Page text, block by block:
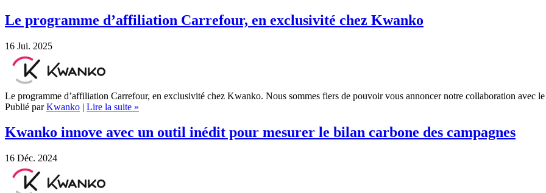
Le programme d’affiliation Carrefour, en exclusivité chez Kwanko
16 Jui. 2025
Le programme d’affiliation Carrefour, en exclusivité chez Kwanko. Nous sommes fiers de pouvoir vous annoncer notre collaboration avec
Publié parKwanko | Lire la suite »
Kwanko innove avec un outil inédit pour mesurer le bilan carbone des campagnes
16 Déc. 2024